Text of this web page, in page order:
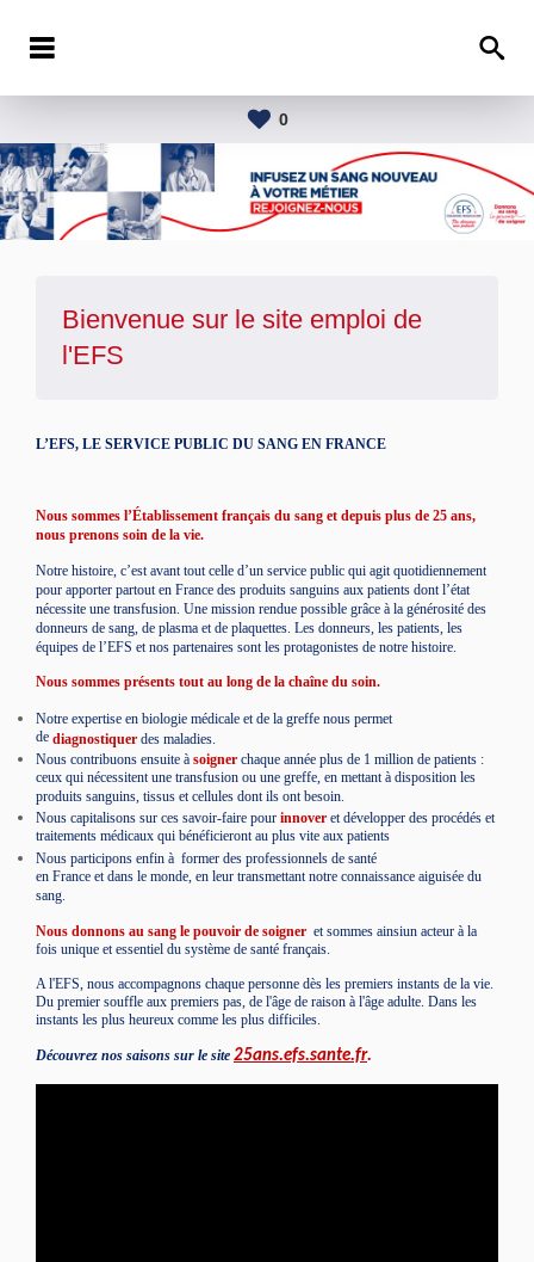
0
Bienvenue sur le site emploi de
l'EFS
L’EFS, LE SERVICE PUBLIC DU SANG EN FRANCE
Nous sommes l’Établissement français du sang et depuis plus de 25 ans,
nous prenons soin de la vie.
Notre histoire, c’est avant tout celle d’un service public qui agit quotidiennement
pour apporter partout en France des produits sanguins aux patients dont l’état
nécessite une transfusion. Une mission rendue possible grâce à la générosité des
donneurs de sang, de plasma et de plaquettes. Les donneurs, les patients, les
équipes de l’EFS et nos partenaires sont les protagonistes de notre histoire.
Nous sommes présents tout au long de la chaîne du soin.
Notre expertise en biologie médicale et de la greffe nous permet
de diagnostiquer des maladies.
Nous contribuons ensuite à soigner chaque année plus de 1 million de patients :
ceux qui nécessitent une transfusion ou une greffe, en mettant à disposition les
produits sanguins, tissus et cellules dont ils ont besoin.
Nous capitalisons sur ces savoir-faire pour innover et développer des procédés et
traitements médicaux qui bénéficieront au plus vite aux patients
Nous participons enfin à former des professionnels de santé
en France et dans le monde, en leur transmettant notre connaissance aiguisée du
sang.
Nous donnons au sang le pouvoir de soigner et sommes ainsiun acteur à la
fois unique et essentiel du système de santé français.
A l'EFS, nous accompagnons chaque personne dès les premiers instants de la vie.
Du premier souffle aux premiers pas, de l'âge de raison à l'âge adulte. Dans les
instants les plus heureux comme les plus difficiles.
Découvrez nos saisons sur le site 25ans.efs.sante.fr.